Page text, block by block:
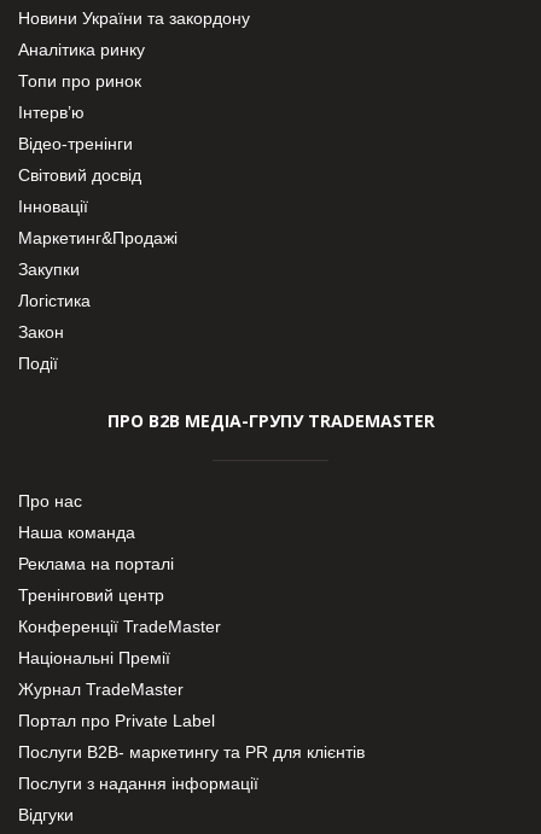
Новини України та закордону
Аналітика ринку
Топи про ринок
Інтерв’ю
Відео-тренінги
Світовий досвід
Інновації
Маркетинг&Продажі
Закупки
Логістика
Закон
Події
ПРО В2В МЕДІА-ГРУПУ TRADEMASTER
Про нас
Наша команда
Реклама на порталі
Тренінговий центр
Конференції TradeMaster
Національні Премії
Журнал TradeMaster
Портал про Private Label
Послуги В2В- маркетингу та PR для клієнтів
Послуги з надання інформації
Відгуки